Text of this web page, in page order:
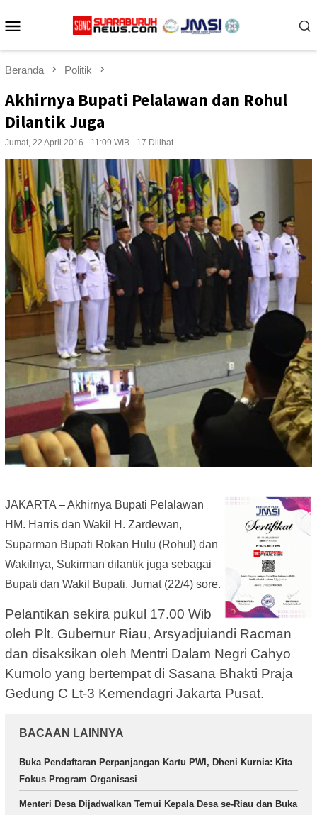
ke
Beranda Politik
Akhirnya Bupati Pelalawan dan Rohul
Dilantik Juga
Jumat, 22 April 2016 - 11:09 WIB 17 Dilihat
JAKARTA – Akhirnya Bupati Pelalawan
HM. Harris dan Wakil H. Zardewan,
Suparman Bupati Rokan Hulu (Rohul) dan
Wakilnya, Sukirman dilantik juga sebagai
Bupati dan Wakil Bupati, Jumat (22/4) sore.
Pelantikan sekira pukul 17.00 Wib
oleh Plt. Gubernur Riau, Arsyadjuiandi Racman
dan disaksikan oleh Mentri Dalam Negri Cahyo
Kumolo yang bertempat di Sasana Bhakti Praja
Gedung C Lt-3 Kemendagri Jakarta Pusat.
BACAAN LAINNYA
Buka Pendaftaran Perpanjangan Kartu PWI, Dheni Kurnia: Kita
Fokus Program Organisasi
Menteri Desa Dijadwalkan Temui Kepala Desa se-Riau dan Buka